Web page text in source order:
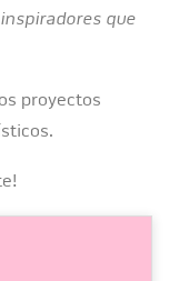
que
proyectos